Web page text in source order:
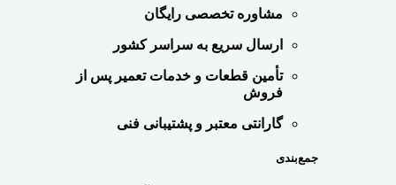
مشاوره تخصصی رایگان
ارسال سریع به سراسر کشور
تأمین قطعات و خدمات تعمیر پس از
فروش
گارانتی معتبر و پشتیبانی فنی
جمع‌بندی